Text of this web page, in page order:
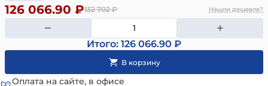
132 702₽
126 066.90 ₽ Нашли дешевле?
Итого: 126 066.90 ₽
Оплата на сайте, в офисе